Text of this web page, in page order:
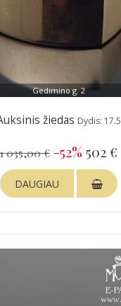
Gedimino g. 2
žiedas Dydis: 17.5
1 035,00 € -52% 502 €
DAUGIAU